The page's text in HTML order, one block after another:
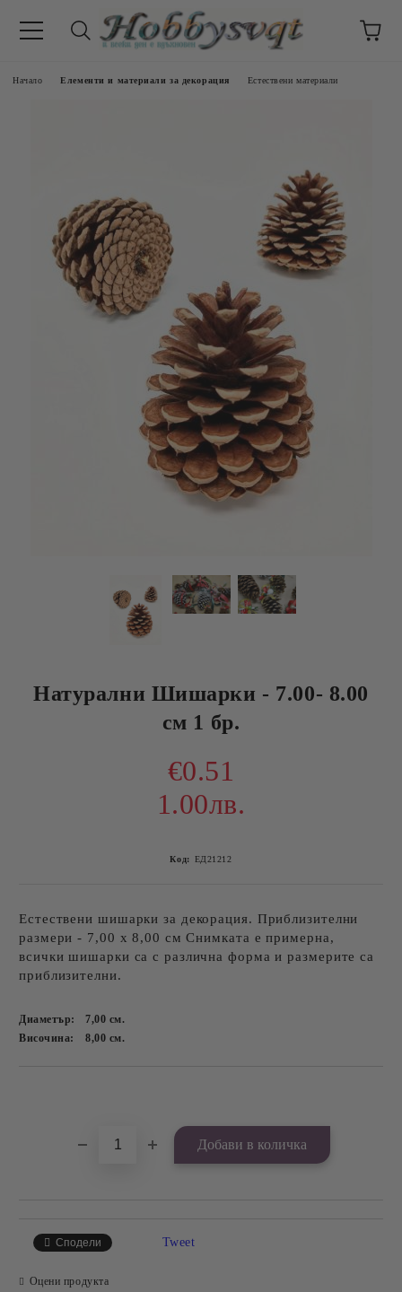
Начало Елементи и материали за декорация Естествени материали
Натурални Шишарки - 7.00- 8.00
см 1 бр.
€0.51
1.00лв.
Код: ЕД21212
Естествени шишарки за декорация. Приблизителни
размери - 7,00 х 8,00 см Снимката е примерна,
всички шишарки са с различна форма и размерите са
приблизителни.
Диаметър: 7,00 см.
Височина:
8,00 см.
Сподели Tweet
Оцени продукта